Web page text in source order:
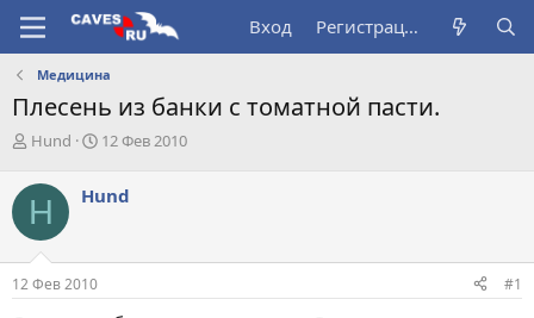
Вход Регистрация
Медицина
Плесень из банки с томатной пасти.
А
т
о
р
т
е
м
Hund
Д
а
ч
12 Фев 2010
H Hund
12 Фев 2010 #1